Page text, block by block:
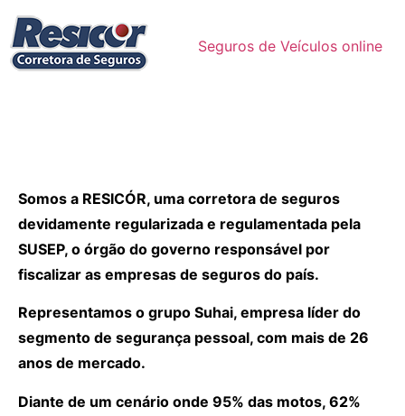
Seguros de Veículos online
Somos a RESICÓR, uma corretora de seguros
devidamente regularizada e regulamentada pela
SUSEP, o órgão do governo responsável por
fiscalizar as empresas de seguros do país.
Representamos o grupo Suhai, empresa líder do
segmento de segurança pessoal, com mais de 26
anos de mercado.
Diante de um cenário onde 95% das motos, 62%